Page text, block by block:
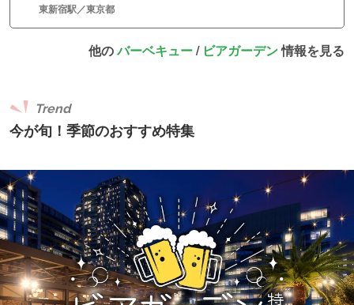
東新宿駅／東京都
他のバーベキュー/ ビアガーデン情報を見る
今が旬！季節のおすすめ特集
Trend